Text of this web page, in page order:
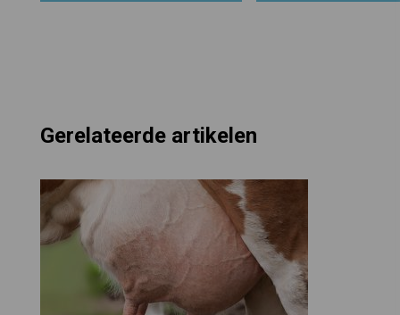
Gerelateerde artikelen